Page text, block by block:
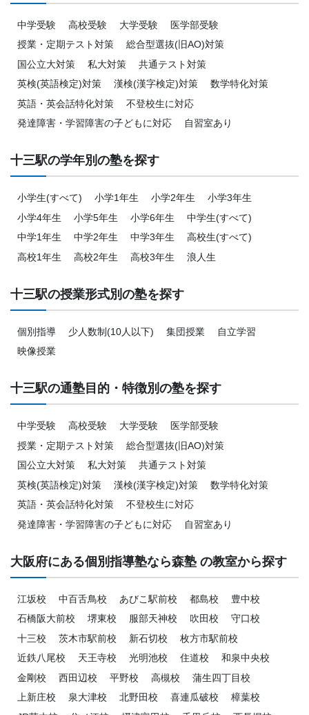
中学受験 高校受験 大学受験
医学部受験
授業・定期テスト対策
総合型選抜(旧AO)対策
国公立大対策
私大対策
共通テスト対策
英検(英語検定)対策
漢検(漢字検定)対策
数学特化対策
英語・英会話特化対策
不登校生に対応
発達障害・学習障害の子どもに対応
自習室あり
十三駅の学年別の塾を探す
小学生(すべて) 小学1年生 小学2年生
小学3年生
小学4年生
小学5年生 小学6年生
中学生(すべて)
中学1年生
中学2年生 中学3年生
高校生(すべて)
高校1年生
高校2年生 高校3年生 浪人生
十三駅の授業形式別の塾を探す
個別指導 少人数制(10人以下) 集団授業
自立学習
映像授業
十三駅の通塾目的・特徴別の塾を探す
中学受験 高校受験 大学受験
医学部受験
授業・定期テスト対策
総合型選抜(旧AO)対策
国公立大対策
私大対策
共通テスト対策
英検(英語検定)対策
漢検(漢字検定)対策
数学特化対策
英語・英会話特化対策
不登校生に対応
発達障害・学習障害の子どもに対応
自習室あり
大阪府にある個別指導塾なら森塾 の教室から探す
江坂校 中百舌鳥校 あびこ駅前校 都島校
豊中校
石橋阪大前校
堺東校 服部天神校 吹田校
守口校
十三校
茨木市駅前校 新石切校
枚方市駅前校
近鉄八尾校
天王寺校 光明池校 住道校
和泉中央校
金剛校
西田辺校 平野校 高槻校
蒲生四丁目校
上新庄校
泉大津校 北野田校 喜連瓜破校
樟葉校